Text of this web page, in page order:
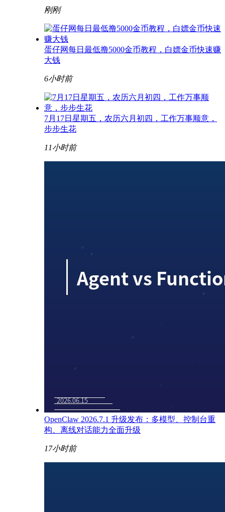
刚刚
蛋仔网每日最低撸5000金币教程，白嫖金币快速赚
大钱
6小时前
7月17日星期五，农历六月初四，工作万事顺意，
步步生花
11小时前
OpenClaw 2026.7.1 升级发布：多模型、控制台重
构、离线对话能力全面升级
17小时前